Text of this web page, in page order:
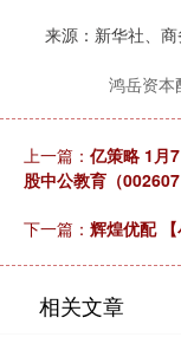
来源：新华社、商
鸿岳资本
上一篇： 亿策略 1月
股中公教育（
下一篇： 辉煌优配
相关文章